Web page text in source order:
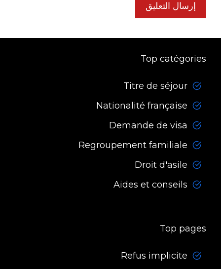
Top catégories
Titre de séjour
Nationalité française
Demande de visa
Regroupement familiale
Droit d'asile
Aides et conseils
Top pages
Refus implicite